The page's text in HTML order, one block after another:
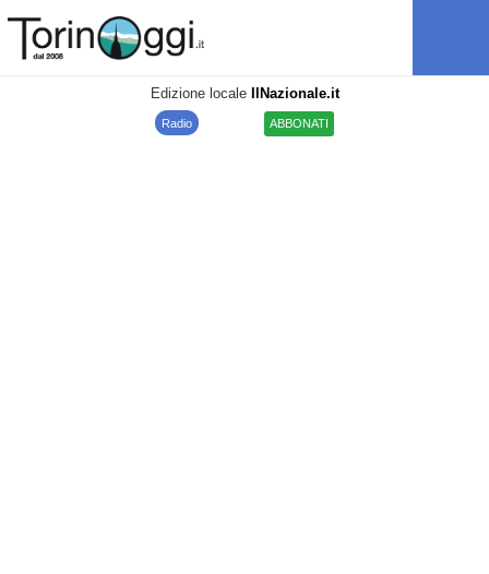
Edizione locale IlNazionale.it
Radio ABBONATI